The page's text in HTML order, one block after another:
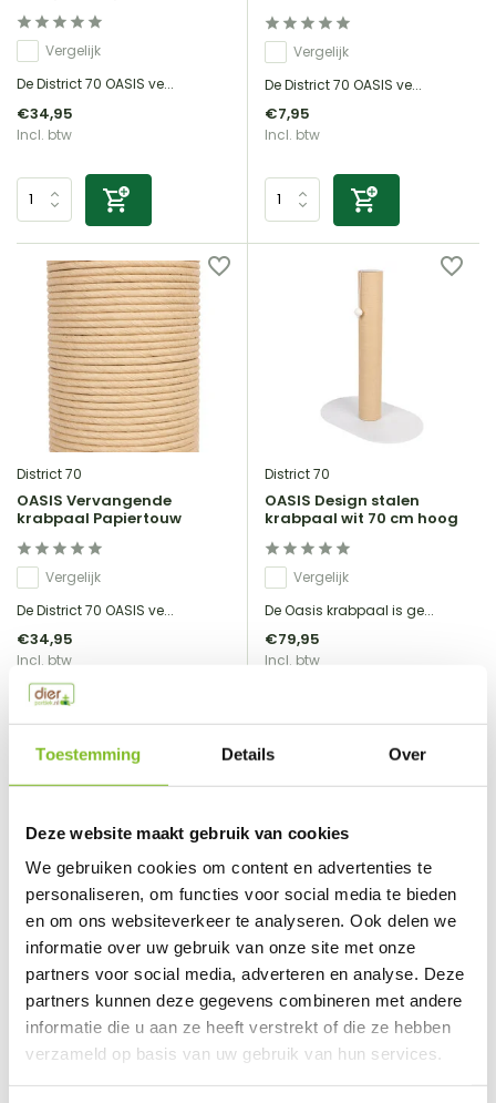
Toestemming Details Over
Deze website maakt gebruik van cookies
We gebruiken cookies om content en advertenties te
personaliseren, om functies voor social media te bieden
en om ons websiteverkeer te analyseren. Ook delen we
informatie over uw gebruik van onze site met onze
partners voor social media, adverteren en analyse. Deze
partners kunnen deze gegevens combineren met andere
informatie die u aan ze heeft verstrekt of die ze hebben
verzameld op basis van uw gebruik van hun services.
Vergelijk
De District 70 OASIS ve...
€34,95
Incl. btw
Vergelijk
De District 70 OASIS ve...
€7,95
Incl. btw
District 70
OASIS Vervangende
krabpaal Papiertouw
Vergelijk
De District 70 OASIS ve...
€34,95
Incl. btw
District 70
OASIS Design stalen
krabpaal wit 70 cm hoog
Vergelijk
De Oasis krabpaal is ge...
€79,95
Incl. btw
District 70
OASIS Design stalen
krabpaal met ligplaats
zwart 80 cm hoog
District 70
OASIS Design stalen
krabpaal met ligplaats wit
80 cm hoog